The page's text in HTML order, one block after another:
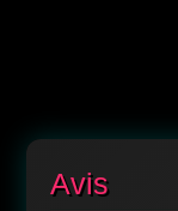
Avis